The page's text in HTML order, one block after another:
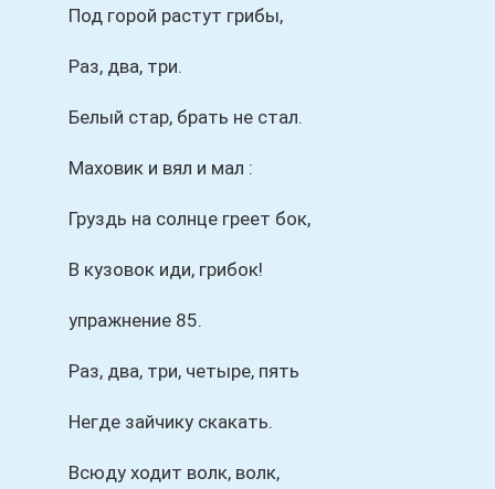
Под горой растут грибы,
Раз, два, три.
Белый стар, брать не стал.
Маховик и вял и мал :
Груздь на солнце греет бок,
В кузовок иди, грибок!
упражнение 85.
Раз, два, три, четыре, пять
Негде зайчику скакать.
Всюду ходит волк, волк,